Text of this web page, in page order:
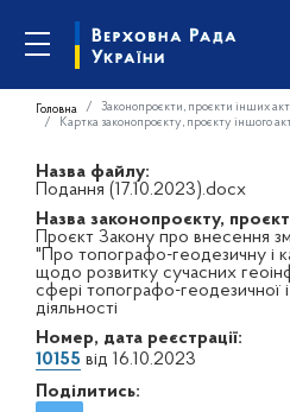
Головна Законопроєкти, проєкти інших
Картка законопроєкту, проєкту іншого
Назва файлу:
Подання (17.10.2023).docx
Назва законопроєкту,
Проєкт Закону про внесення
"Про топографо-геодезичну і
щодо розвитку сучасних
сфері топографо-геодезичної і
діяльності
Номер, дата реєстрації:
10155 від 16.10.2023
Поділитись: